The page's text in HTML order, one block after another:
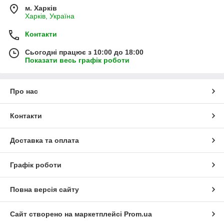
м. Харків
Харків, Україна
Контакти
Сьогодні працює з 10:00 до 18:00
Показати весь графік роботи
Про нас
Контакти
Доставка та оплата
Графік роботи
Повна версія сайту
Сайт створено на маркетплейсі Prom.ua